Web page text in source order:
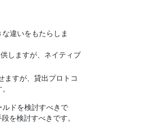
違いをもたらしま
しますが、ネイティブ
ますが、貸出プロトコ
ドを検討すべきで
を検討すべきです。